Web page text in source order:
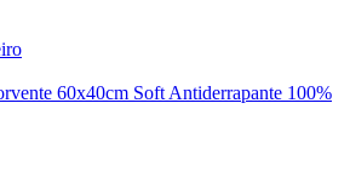
60x40cm Soft Antiderrapante 100%